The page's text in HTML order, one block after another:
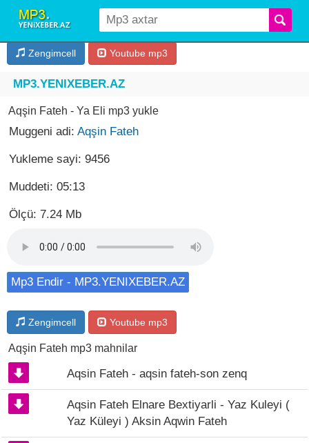
Zengimcell Youtube mp3
MP3.YENIXEBER.AZ
Aqşin Fateh - Ya Eli mp3 yukle
Muggeni adi: Aqşin Fateh
Yukleme sayi: 9456
Muddeti: 05:13
Ölçü: 7.24 Mb
Mp3 Endir - MP3.YENIXEBER.AZ
Zengimcell Youtube mp3
Aqşin Fateh mp3 mahnilar
Aqsin Fateh - aqsin fateh-son zenq
Aqsin Fateh Elnare Bextiyarli - Yaz Kuleyi (
Yaz Küleyi ) Aksin Aqwin Fateh